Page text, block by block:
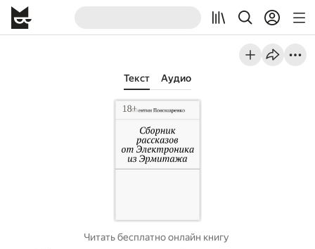
Текст Аудио
Читать бесплатно онлайн книгу